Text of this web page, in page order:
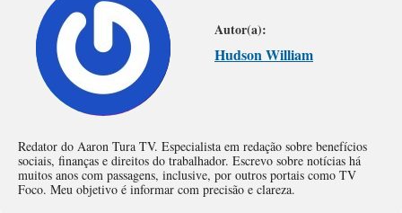
Autor(a):
Hudson William
Redator do Aaron Tura TV. Especialista em redação sobre benefícios
sociais, finanças e direitos do trabalhador. Escrevo sobre notícias há
muitos anos com passagens, inclusive, por outros portais como TV
Foco. Meu objetivo é informar com precisão e clareza.